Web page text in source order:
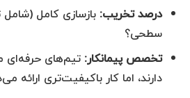
درصد تخریب: بازسازی کامل
سطحی؟
تخصص پیمانکار: تیم‌های حرفه‌ای
دارند، اما کار باکیفیت‌تری ارائه